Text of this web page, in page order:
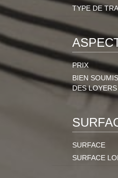
TYPE DE
PRIX
BIEN
DES LOYERS
SURFACE
SURFACE